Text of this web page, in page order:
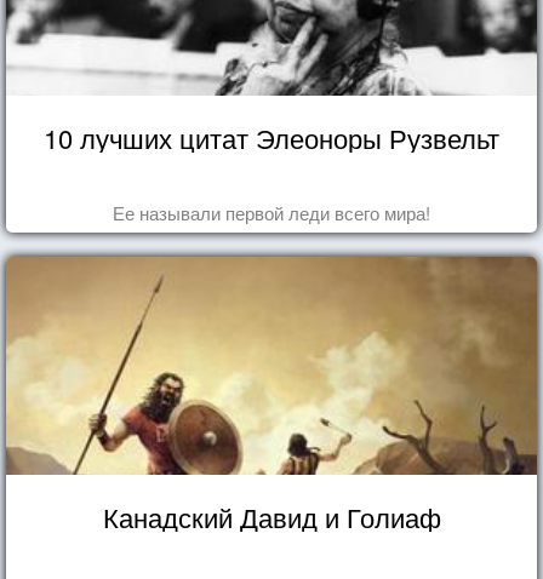
10 лучших цитат Элеоноры Рузвельт
Ее называли первой леди всего мира!
Канадский Давид и Голиаф